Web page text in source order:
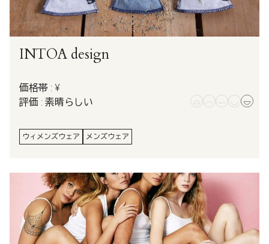
INTOA design
価格帯 : ¥
評価 : 素晴らしい
ウィメンズウェア メンズウェア